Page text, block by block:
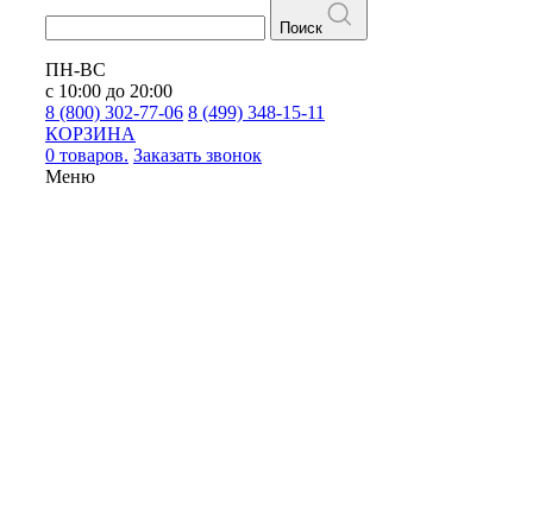
Поиск
ПН-ВС
с 10:00 до 20:00
8 (800) 302-77-06 8 (499) 348-15-11
КОРЗИНА
0 товаров. Заказать звонок
Меню